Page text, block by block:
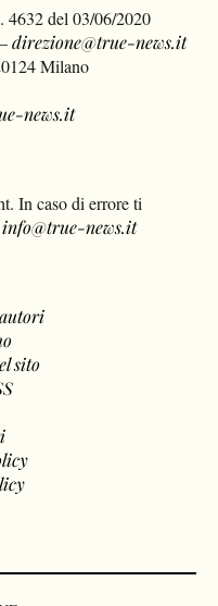
4632 del 03/06/2020
direzione@true-news.it
Milano
news.it
In caso di errore ti
info@true-news.it
sito